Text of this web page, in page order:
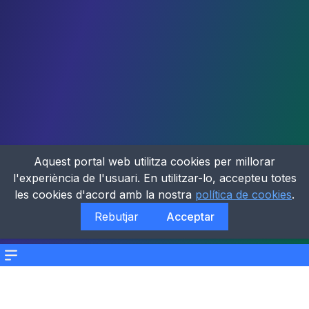
Menu
Aquest portal web utilitza cookies per millorar
l'experiència de l'usuari. En utilitzar-lo, accepteu totes
les cookies d'acord amb la nostra política de cookies.
Rebutjar
Acceptar